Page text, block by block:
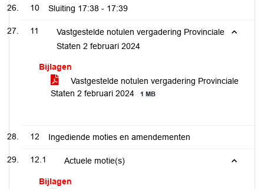
10 Sluiting 17:38 - 17:39
11
Vastgestelde notulen vergadering Provinciale
Staten 2 februari 2024
Bijlagen
Vastgestelde notulen vergadering Provinciale
Staten 2 februari 2024
1 MB
12 Ingediende moties en amendementen
12.1 Actuele motie(s)
Bijlagen